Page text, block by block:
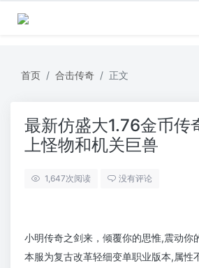
首页 合击传奇 正文
最新仿盛大1.76金币传
上怪物和机关巨兽
1,647次阅读 没有评论
小明传奇之剑来，倾覆你的思惟,震动你
本服为复古改革轻细变单职业版本,属性